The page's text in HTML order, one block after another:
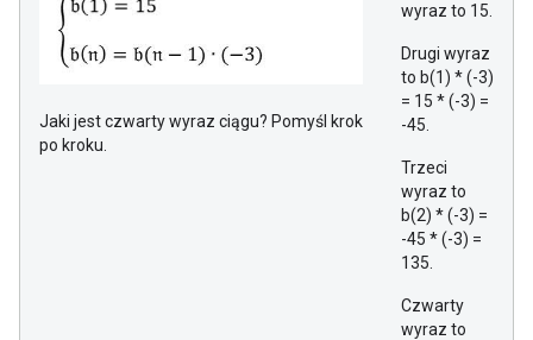
Jaki jest czwarty wyraz ciągu? Pomyśl krok
po kroku.
wyraz to 15.
Drugi wyraz
to b(1) * (-3)
= 15 * (-3) =
-45.
Trzeci
wyraz to
b(2) * (-3) =
-45 * (-3) =
135.
Czwarty
wyraz to